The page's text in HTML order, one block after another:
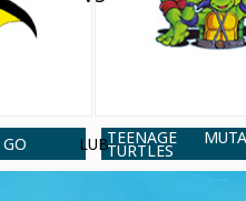
LUBTEENAGE
TURTLES